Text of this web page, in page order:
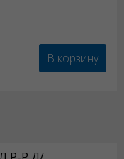
В корзину